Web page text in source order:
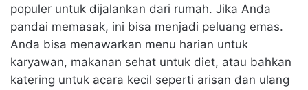
populer untuk dijalankan dari rumah. Jika Anda
pandai memasak, ini bisa menjadi peluang emas.
Anda bisa menawarkan menu harian untuk
karyawan, makanan sehat untuk diet, atau bahkan
katering untuk acara kecil seperti arisan dan ulang